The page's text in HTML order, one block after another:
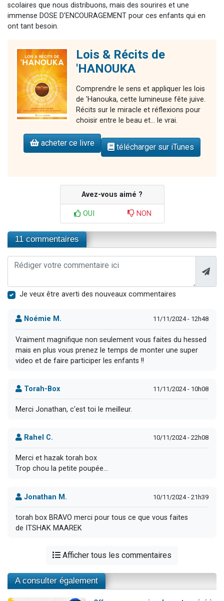
scolaires que nous distribuons, mais des sourires et une
immense DOSE D'ENCOURAGEMENT pour ces enfants qui en
ont tant besoin.
Lois & Récits de
'HANOUKA
Comprendre le sens et appliquer les lois
de 'Hanouka, cette lumineuse fête juive.
Récits sur le miracle et réflexions pour
choisir entre le beau et... le vrai.
acheter ce livre télécharger sur iTunes
Avez-vous aimé ?
OUI NON
11 commentaires
Je veux être averti des nouveaux commentaires
Noémie M. 11/11/2024 - 12h48
Vraiment magnifique non seulement vous faites du hessed
mais en plus vous prenez le temps de monter une super
video et de faire participer les enfants !!
Torah-Box 11/11/2024 - 10h08
Merci Jonathan, c'est toi le meilleur.
Rahel C. 10/11/2024 - 22h08
Merci et hazak torah box
Trop chou la petite poupée...
Jonathan M. 10/11/2024 - 21h39
torah box BRAVO merci pour tous ce que vous faites
de ITSHAK MAAREK
Afficher tous les commentaires
A consulter également